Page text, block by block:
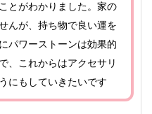
とがわかりました。家の
んが、持ち物で良い運を
パワーストーンは効果的
、これからはアクセサリ
にもしていきたいです